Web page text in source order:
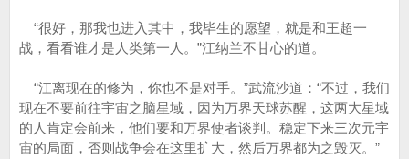
“很好，那我也进入其中，我毕生的愿望，就是和王超一
战，看看谁才是人类第一人。”江纳兰不甘心的道。
“江离现在的修为，你也不是对手。”武流沙道：“不过，我们
现在不要前往宇宙之脑星域，因为万界天球苏醒，这两大星域
的人肯定会前来，他们要和万界使者谈判。稳定下来三次元宇
宙的局面，否则战争会在这里扩大，然后万界都为之毁灭。”